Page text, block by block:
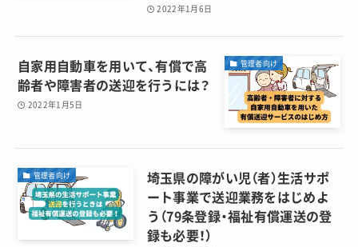
2022年1月6日
管理者向け
自家用自動車を用いて、有償で高
齢者や障害者の送迎を行うには？
2022年1月5日
管理者向け
埼玉県の障がい児（者）生活サポ
ート事業で送迎業務をはじめよ
う（79条登録・福祉有償運送の登
録も必要！）